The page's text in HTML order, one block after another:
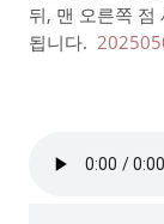
뒤, 맨 오른쪽 점
됩니다.